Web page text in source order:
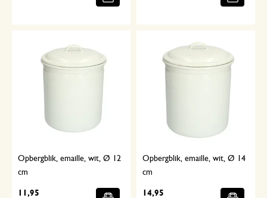
Opbergblik, emaille, wit, Ø 12
cm
11,95
Opbergblik, emaille, wit, Ø 14
cm
14,95